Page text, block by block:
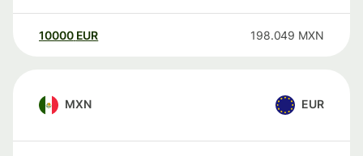
10000 EUR 198.049 MXN
MXN EUR